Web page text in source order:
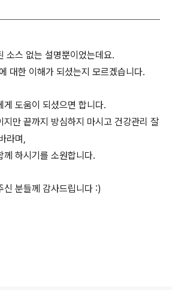
소스 없는 설명뿐이었는데요.
대한 이해가 되셨는지 모르겠습니다.
게 도움이 되셨으면 합니다.
지만 끝까지 방심하지 마시고 건강관리 잘
라며,
께 하시기를 소원합니다.
신 분들께 감사드립니다 :)